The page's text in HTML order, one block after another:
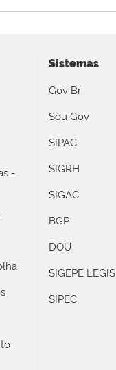
-
Sistemas
Gov Br
Sou Gov
SIPAC
SIGRH
SIGAC
BGP
DOU
SIGEPE LEGIS
SIPEC